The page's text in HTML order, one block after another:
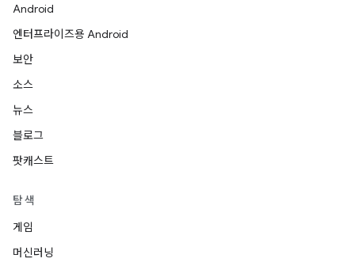
Android
엔터프라이즈용 Android
보안
소스
뉴스
블로그
팟캐스트
탐색
게임
머신러닝